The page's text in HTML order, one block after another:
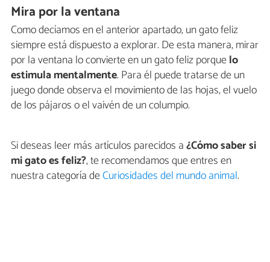
Mira por la ventana
Como decíamos en el anterior apartado, un gato feliz
siempre está dispuesto a explorar. De esta manera, mirar
por la ventana lo convierte en un gato feliz porquelo
estimula mentalmente. Para él puede tratarse de un
juego donde observa el movimiento de las hojas, el vuelo
de los pájaros o el vaivén de un columpio.
Si deseas leer más artículos parecidos a¿Cómo saber si
mi gato es feliz?, te recomendamos que entres en
nuestra categoría deCuriosidades del mundo animal.